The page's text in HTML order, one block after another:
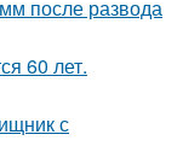
после развода
60 лет.
с